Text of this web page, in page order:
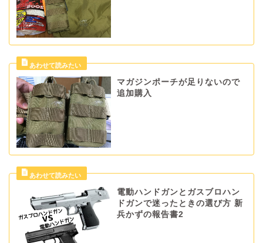
マガジンポーチが足りないので
追加購入
電動ハンドガンとガスブロハン
ドガンで迷ったときの選び方 新
兵かずの報告書2